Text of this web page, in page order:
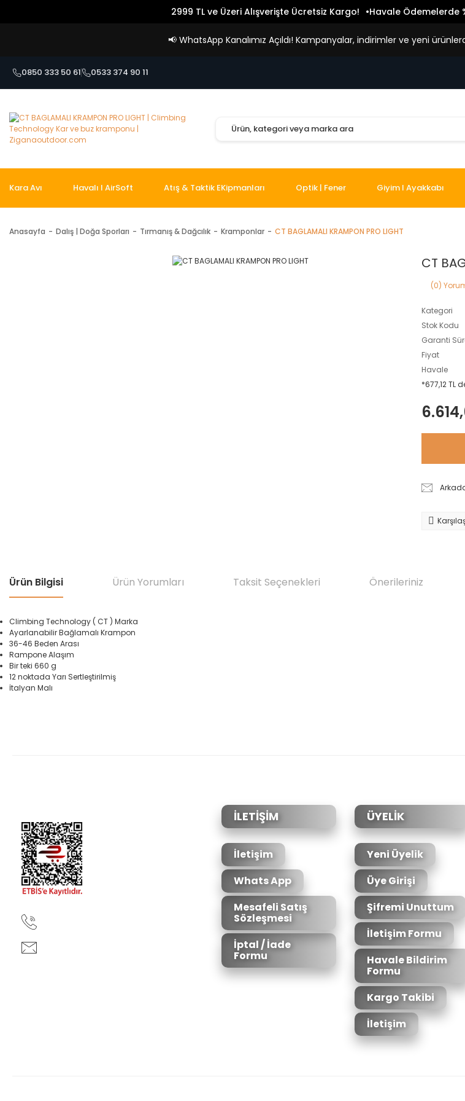
2999 TL ve Üzeri Alışverişte Ücretsiz Kargo! Havale Ödemelerde
📢 WhatsApp Kanalımız Açıldı! Kampanyalar, indirimler ve yeni
0850 333 50 61 0533 374 90 11
Kara Avı Havalı I AirSoft Atış & Taktik EKipmanları Optik | Fener Giyim I Ayakkabı
Anasayfa Dalış | Doğa Sporları Tırmanış & Dağcılık Kramponlar CT BAGLAMALI KRAMPON PRO LIGHT
CT
(0)
Kategori
Stok Kodu
Garanti
Fiyat
Havale
*677,12 TL
Ürün Bilgisi Ürün Yorumları Taksit Seçenekleri Önerileriniz
Climbing Technology ( CT ) Marka
Ayarlanabilir Bağlamalı Krampon
36-46 Beden Arası
Rampone Alaşım
Bir teki 660 g
12 noktada Yarı Sertleştirilmiş
İtalyan Malı
Ürün fiyatı diğer sitelerden daha pahalı.
Bu ürüne benzer farklı alternatifler olmalı.
İLETİŞİM
İletişim
Whats App
Mesafeli Satış
Sözleşmesi
İptal / İade
Formu
ÜYELİK
Yeni Üyelik
Üye Girişi
Şifremi Unuttum
İletişim Formu
Havale Bildirim
Formu
Kargo Takibi
İletişim